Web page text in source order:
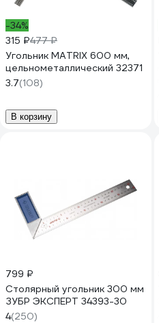
-34%
315 ₽477 ₽
Угольник MATRIX 600 мм,
цельнометаллический 32371
3.7(108)
В корзину
799 ₽
Столярный угольник 300 мм
ЗУБР ЭКСПЕРТ 34393-30
4(250)